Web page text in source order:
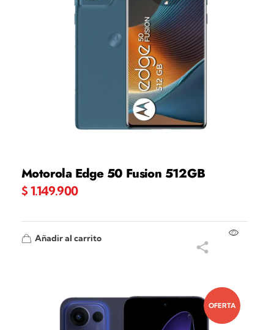
Motorola Edge 50 Fusion 512GB
$ 1.149.900
Añadir al carrito
OFERTA